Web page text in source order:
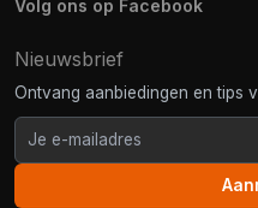
Volg ons op Facebook
Nieuwsbrief
Ontvang aanbiedingen en tips